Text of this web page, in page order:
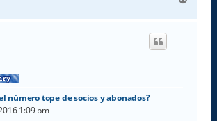
r
número tope de socios y abonados?
1:09 pm